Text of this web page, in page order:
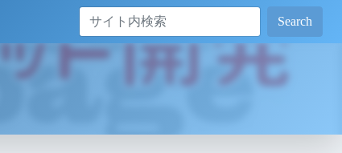
Search